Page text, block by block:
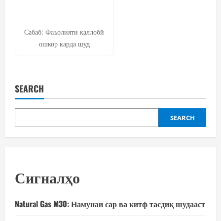
Сабаб: Фаъолияти қаллобӣ
ошкор карда шуд
SEARCH
SEARCH
Сигналҳо
Natural Gas M30: Намунаи сар ва китф тасдиқ шудааст